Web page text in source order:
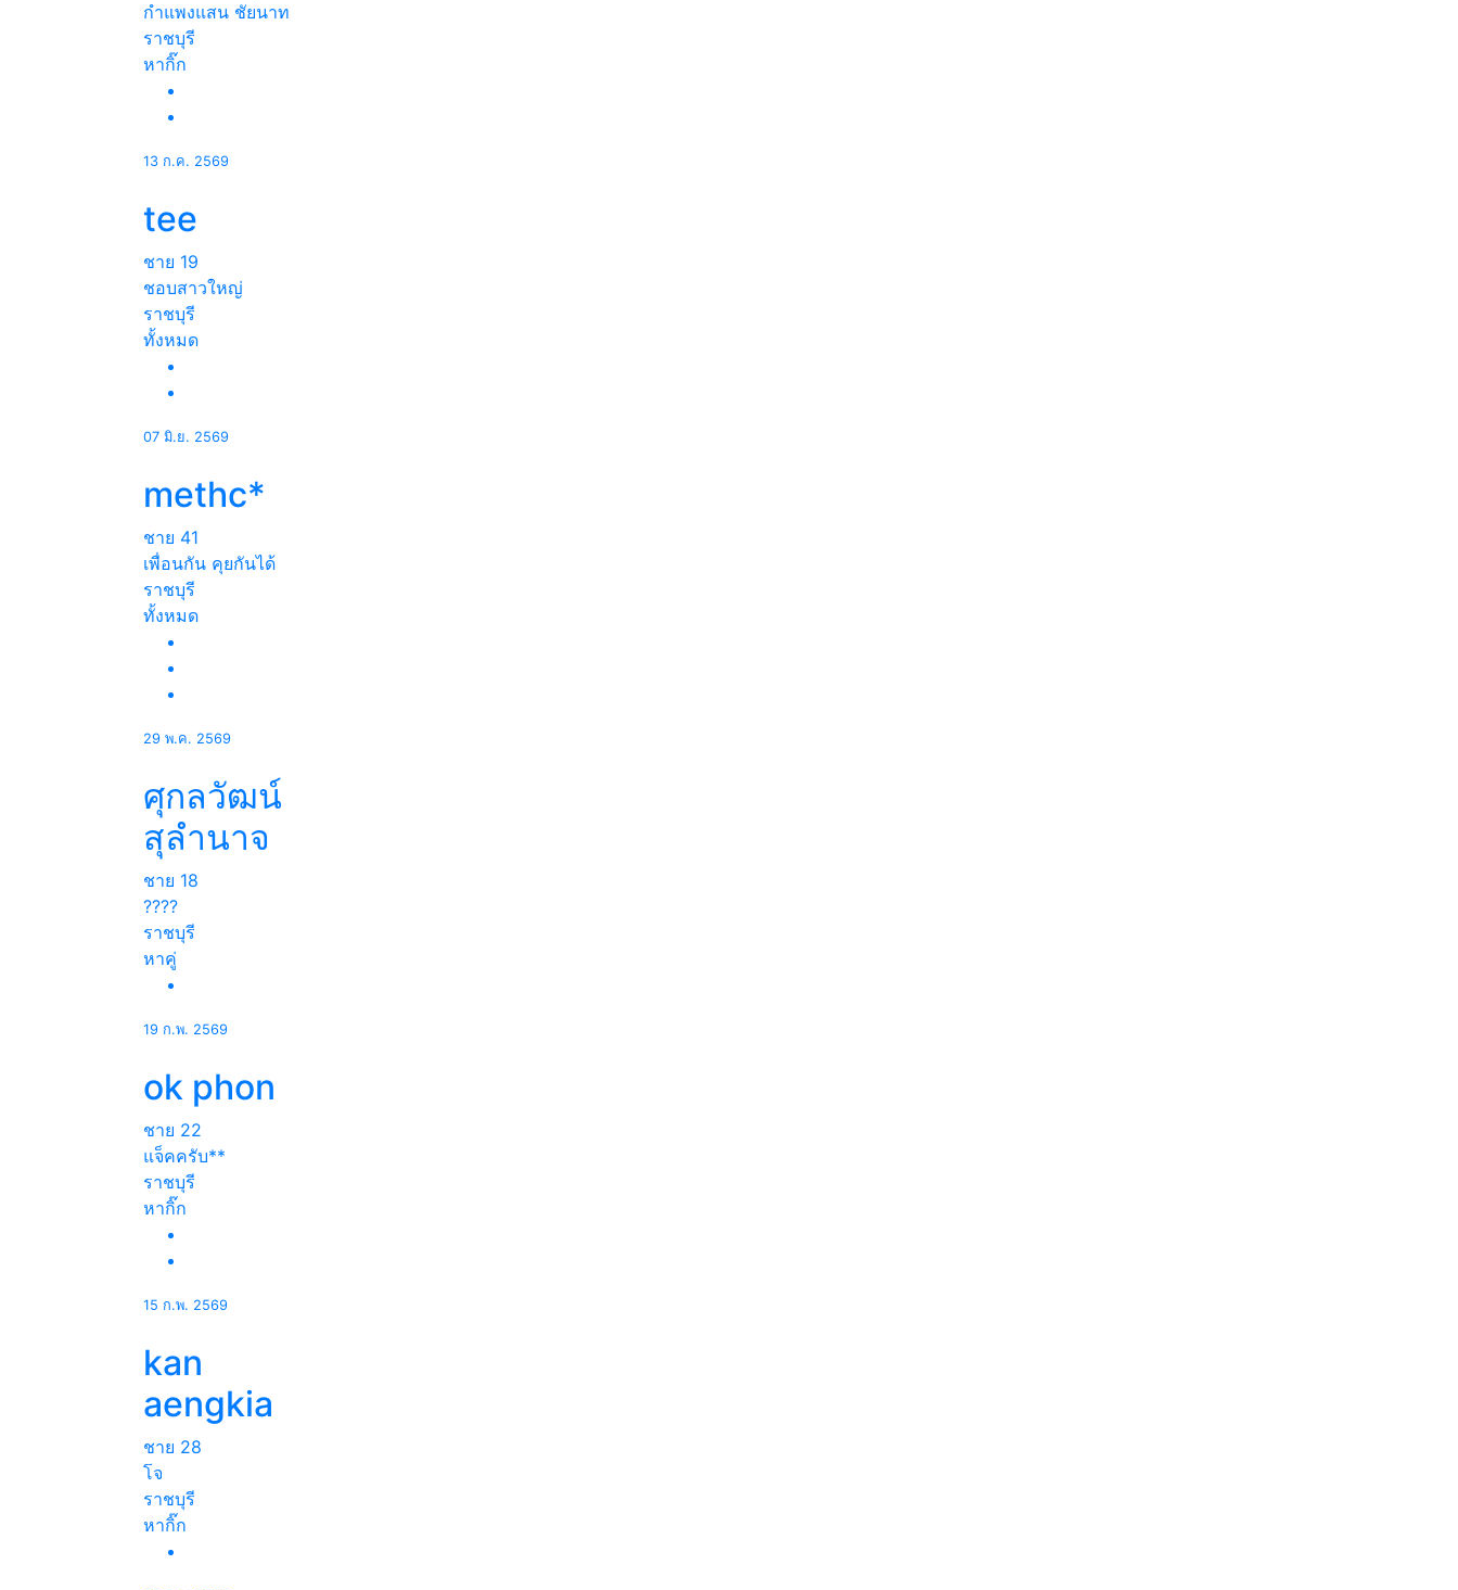
กำแพงแสน ชัยนาท
ราชบุรี
หากิ๊ก
13 ก.ค. 2569
tee
ชาย 19
ชอบสาวใหญ่
ราชบุรี
ทั้งหมด
07 มิ.ย. 2569
methc*
ชาย 41
เพื่อนกัน คุยกันได้
ราชบุรี
ทั้งหมด
29 พ.ค. 2569
ศุกลวัฒน์
สุลํานาจ
ชาย 18
????
ราชบุรี
หาคู่
19 ก.พ. 2569
ok phon
ชาย 22
แจ็คครับ**
ราชบุรี
หากิ๊ก
15 ก.พ. 2569
kan
aengkia
ชาย 28
โจ
ราชบุรี
หากิ๊ก